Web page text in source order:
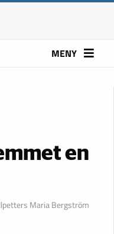
MENY
en
Maria Bergström